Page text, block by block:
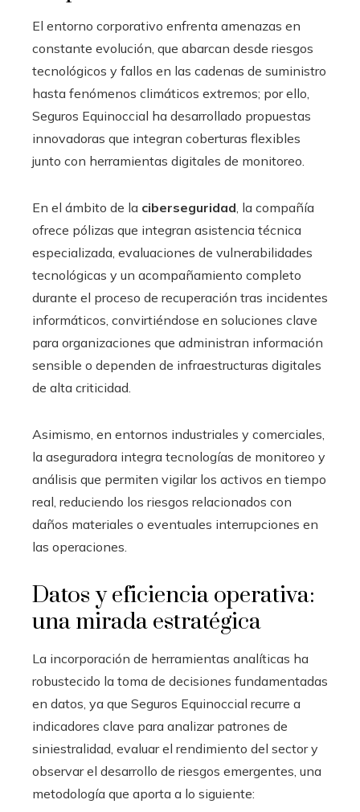
El entorno corporativo enfrenta amenazas en
constante evolución, que abarcan desde riesgos
tecnológicos y fallos en las cadenas de suministro
hasta fenómenos climáticos extremos; por ello,
Seguros Equinoccial ha desarrollado propuestas
innovadoras que integran coberturas flexibles
junto con herramientas digitales de monitoreo.
En el ámbito de la ciberseguridad, la compañía
ofrece pólizas que integran asistencia técnica
especializada, evaluaciones de vulnerabilidades
tecnológicas y un acompañamiento completo
durante el proceso de recuperación tras incidentes
informáticos, convirtiéndose en soluciones clave
para organizaciones que administran información
sensible o dependen de infraestructuras digitales
de alta criticidad.
Asimismo, en entornos industriales y comerciales,
la aseguradora integra tecnologías de monitoreo y
análisis que permiten vigilar los activos en tiempo
real, reduciendo los riesgos relacionados con
daños materiales o eventuales interrupciones en
las operaciones.
Datos y eficiencia operativa:
una mirada estratégica
La incorporación de herramientas analíticas ha
robustecido la toma de decisiones fundamentadas
en datos, ya que Seguros Equinoccial recurre a
indicadores clave para analizar patrones de
siniestralidad, evaluar el rendimiento del sector y
observar el desarrollo de riesgos emergentes, una
metodología que aporta a lo siguiente: